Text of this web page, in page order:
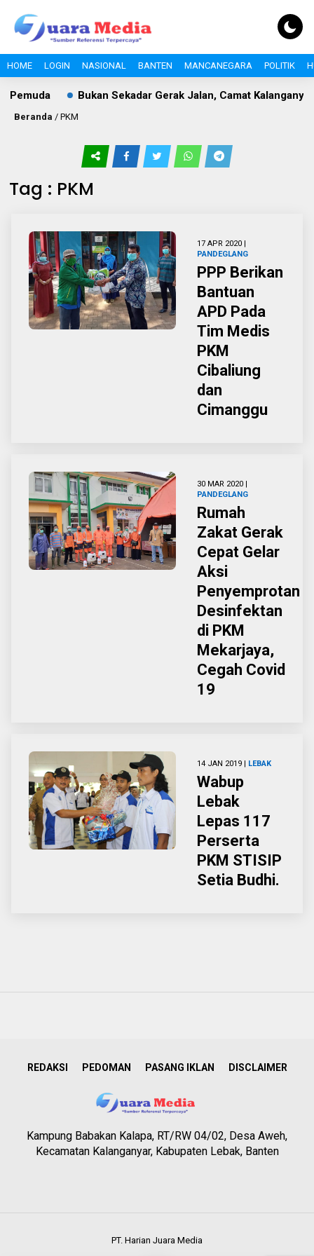
HOME LOGIN NASIONAL BANTEN MANCANEGARA POLITIK
Bukan Sekadar Gerak Jalan, Camat Kalanganyar
Beranda / PKM
Tag : PKM
17 APR 2020 |
PANDEGLANG
PPP Berikan
Bantuan
APD Pada
Tim Medis
PKM
Cibaliung
dan
Cimanggu
30 MAR 2020 |
PANDEGLANG
Rumah
Zakat Gerak
Cepat Gelar
Aksi
Penyemprotan
Desinfektan
di PKM
Mekarjaya,
Cegah Covid
19
14 JAN 2019 | LEBAK
Wabup
Lebak
Lepas 117
Perserta
PKM STISIP
Setia Budhi.
REDAKSI PEDOMAN PASANG IKLAN DISCLAIMER
Kampung Babakan Kalapa, RT/RW 04/02, Desa Aweh,
Kecamatan Kalanganyar, Kabupaten Lebak, Banten
PT. Harian Juara Media